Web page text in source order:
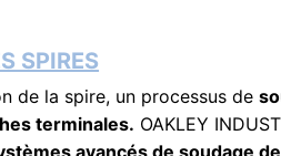
SPIRES
de la spire, un processus de
terminales. OAKLEY
avancés de soudage